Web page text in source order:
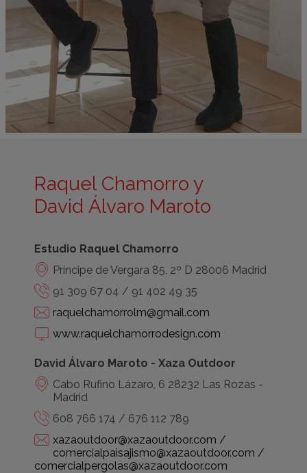
Raquel Chamorro y
David Álvaro Maroto
Estudio Raquel Chamorro
Príncipe de Vergara 85, 2º D 28006 Madrid
91 309 67 04 / 91 402 49 35
raquelchamorrolm@gmail.com
www.raquelchamorrodesign.com
David Álvaro Maroto - Xaza Outdoor
Cabo Rufino Lázaro, 6 28232 Las Rozas -
Madrid
608 766 174 / 676 112 789
xazaoutdoor@xazaoutdoor.com /
comercialpaisajismo@xazaoutdoor.com /
comercialpergolas@xazaoutdoor.com